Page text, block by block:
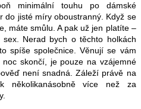
minimální touhu po dámské
do jisté míry oboustranný. Když se
máte smůlu. A pak už jen platíte –
Nerad bych o těchto holkách
spíše společnice. Věnují se vám
skončí, je pouze na vzájemné
není snadná. Záleží právě na
několikanásobně více než za